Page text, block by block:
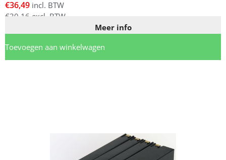
€36,49 incl. BTW
€30,16 excl. BTW
Meer info
Toevoegen aan winkelwagen